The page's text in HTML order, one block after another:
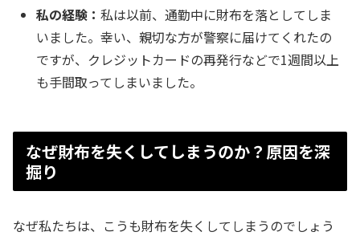
私の経験：私は以前、通勤中に財布を落としてしま
いました。幸い、親切な方が警察に届けてくれたの
ですが、クレジットカードの再発行などで1週間以上
も手間取ってしまいました。
なぜ財布を失くしてしまうのか？原因を深
掘り
なぜ私たちは、こうも財布を失くしてしまうのでしょう